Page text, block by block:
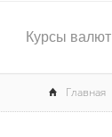
Курсы валют
Главная